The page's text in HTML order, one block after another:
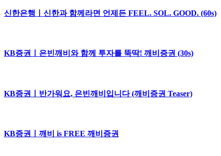
신한은행ㅣ신한과 함께라면 언제든 FEEL. SOL. GOOD. (60s)
KB증권ㅣ은빈깨비와 함께 투자를 뚝딱! 깨비증권 (30s)
KB증권ㅣ반가워요, 은빈깨비입니다 (깨비증권 Teaser)
KB증권ㅣ깨비 is FREE 깨비증권